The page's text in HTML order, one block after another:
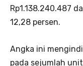
Rp1.138.240.487
12,28 persen.
Angka ini
pada sejumlah